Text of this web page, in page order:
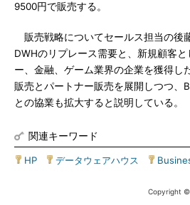
9500円で販売する。
販売戦略についてセールス担当の後
DWHのリプレース需要と、新規顧客
ー、金融、ゲーム業界の企業を獲得し
販売とパートナー販売を展開しつつ、
との協業も拡大すると説明している。
関連キーワード
HP データウェアハウス
Copyright ©